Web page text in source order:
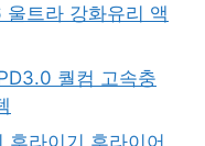
트라 강화유리 액
퀄컴 고속충
후라이기 후라이어